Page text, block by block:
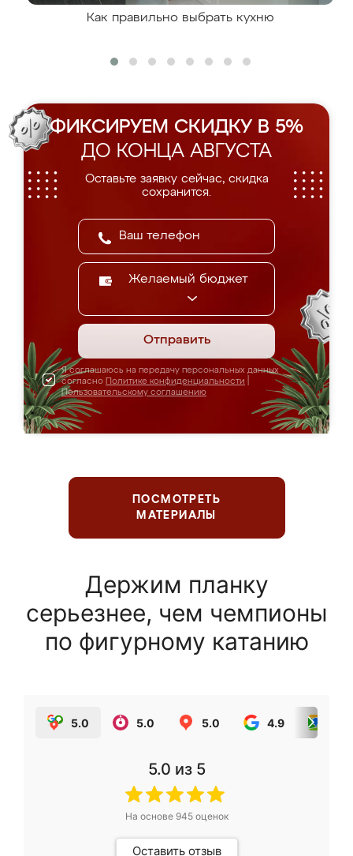
Как правильно выбрать кухню
ФИКСИРУЕМ СКИДКУ В 5%
ДО КОНЦА АВГУСТА
Оставьте заявку сейчас, скидка
сохранится.
Желаемый бюджет
Отправить
Я соглашаюсь на передачу персональных данных
согласно Политике конфиденциальности
Пользовательскому соглашению
ПОСМОТРЕТЬ
МАТЕРИАЛЫ
Держим планку
серьезнее, чем чемпионы
по фигурному катанию
5.0 5.0 5.0 4.9
5.0 из 5
На основе 945оценок
Оставить отзыв